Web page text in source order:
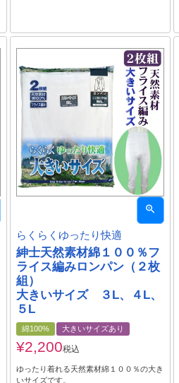
らくらくゆったり快適
紳士天然素材綿１００％フ
ライス編みロンパン（２枚
組）
大きいサイズ ３L、４L、
５L
綿100% 大きいサイズあり
¥2,200税込
ゆったり着れる天然素材綿１００％の大き
いサイズです。